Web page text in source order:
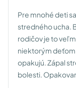
Pre mnohé deti
stredného ucha.
rodičov je to
niektorým deťom
opakujú. Zápal
bolesti.